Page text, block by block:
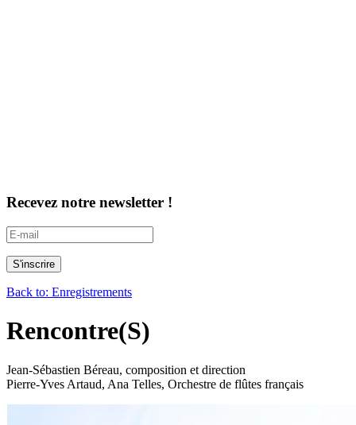
Recevez notre newsletter !
Back to: Enregistrements
Rencontre(S)
Jean-Sébastien Béreau, composition et direction
Pierre-Yves Artaud, Ana Telles, Orchestre de flûtes français